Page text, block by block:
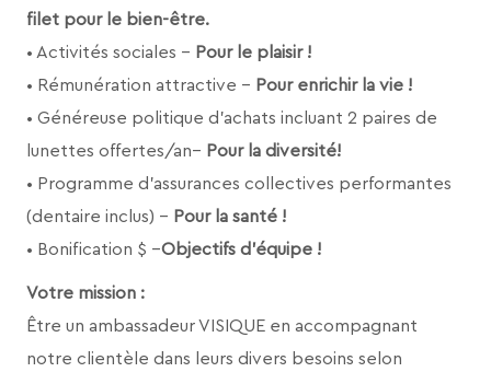
filet pour le bien-être.
• Activités sociales – Pour le plaisir !
• Rémunération attractive – Pour enrichir la vie !
• Généreuse politique d’achats incluant 2 paires de
lunettes offertes/an– Pour la diversité!
• Programme d’assurances collectives performantes
(dentaire inclus) – Pour la santé !
• Bonification $ –Objectifs d’équipe !
Votre mission :
Être un ambassadeur VISIQUE en accompagnant
notre clientèle dans leurs divers besoins selon